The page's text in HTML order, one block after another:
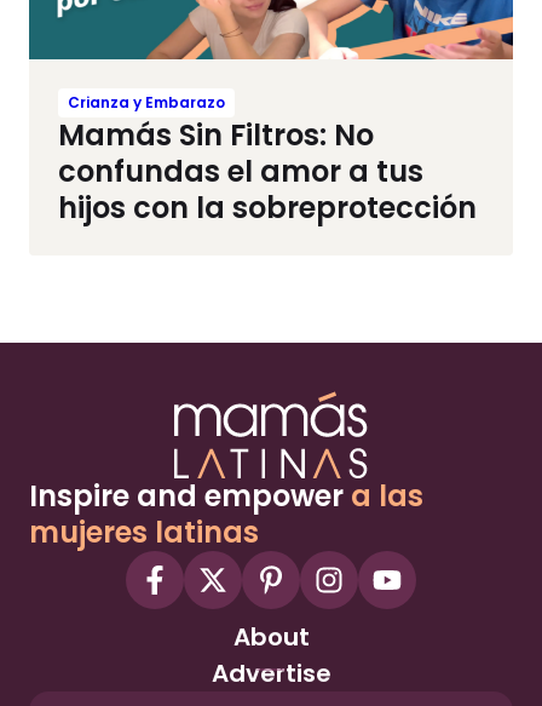
Crianza y Embarazo
Mamás Sin Filtros: No
confundas el amor a tus
hijos con la sobreprotección
Inspire and empower a las
mujeres latinas
About
Advertise